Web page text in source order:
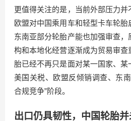
更值得关注的是，当前外部压力并
欧盟对中国乘用车和轻型卡车轮
东南亚部分轮胎产能也加强审查
构和本地化经营逐渐成为贸易审
胎已经不再只是面对某一国家、某
美国关税、欧盟反倾销调查、东
合规竞争”阶段。
出口仍具韧性，中国轮胎